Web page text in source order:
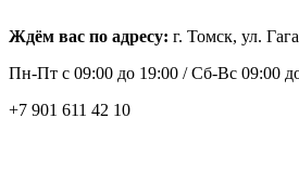
Ждём вас по адресу: г. Томск, ул.
Пн-Пт с 09:00 до 19:00 /Сб-Вс 09:00
+7 901 611 42 10